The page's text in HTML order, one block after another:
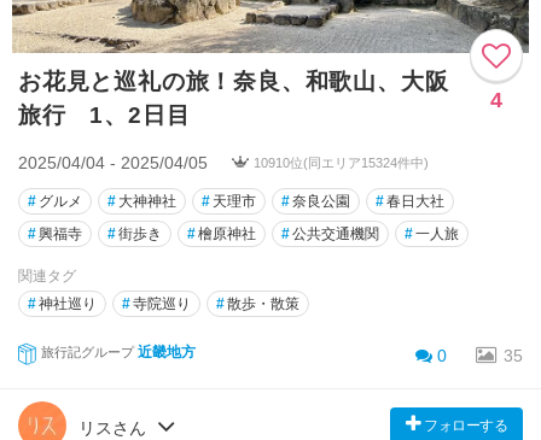
お花見と巡礼の旅！奈良、和歌山、大阪
旅行 1、2日目
4
2025/04/04 - 2025/04/05 10910位(同エリア15324件中)
# グルメ # 大神神社 # 天理市 #奈良公園 #春日大社
#興福寺 #街歩き #檜原神社 #公共交通機関 #一人旅
関連タグ
#神社巡り #寺院巡り #散歩・散策
旅行記グループ 近畿地方 0 35
リスさん フォローする